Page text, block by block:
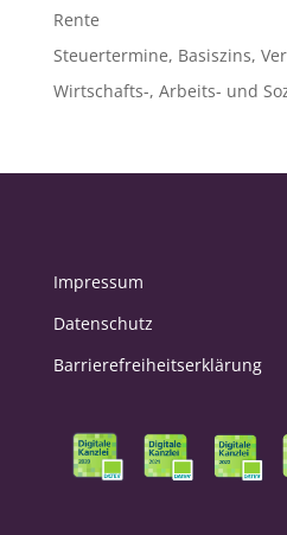
Rente
Steuertermine, Basiszins,
Wirtschafts-, Arbeits- und
Impressum
Datenschutz
Barrierefreiheitserklärung